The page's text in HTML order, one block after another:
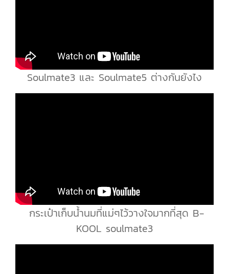
Soulmate3 และ Soulmate5 ต่างกันยังไง
กระเป๋าเก็บน้ำนมที่แม่ๆไว้วางใจมากที่สุด B-
KOOL soulmate3